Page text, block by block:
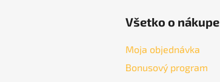
Všetko o nákupe
Moja objednávka
Bonusový program